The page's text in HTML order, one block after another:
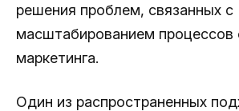
решения проблем, связанных с
масштабированием процессов
маркетинга.
Один из распространенных